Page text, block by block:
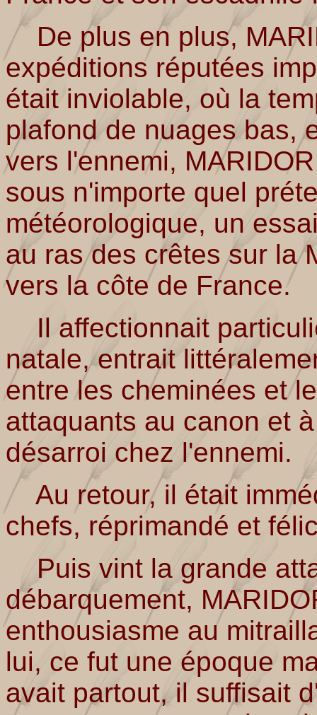
De plus en plus,
expéditions réputées
était inviolable, où la
plafond de nuages bas,
vers l'ennemi,
sous n'importe quel
météorologique, un
au ras des crêtes sur la
vers la côte de France.
Il affectionnait
natale, entrait
entre les cheminées et
attaquants au canon et
désarroi chez l'ennemi.
Au retour, il était
chefs, réprimandé et
Puis vint la grande
débarquement,
enthousiasme au
lui, ce fut une époque
avait partout, il suffisait